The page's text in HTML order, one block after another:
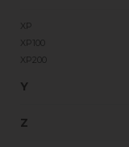
XP
XP100
XP200
Y
Z